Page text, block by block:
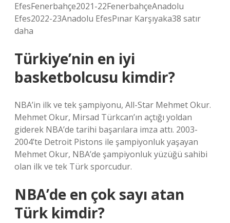
EfesFenerbahçe2021-22FenerbahçeAnadolu
Efes2022-23Anadolu EfesPınar Karşıyaka38 satır
daha
Türkiye’nin en iyi
basketbolcusu kimdir?
NBA’in ilk ve tek şampiyonu, All-Star Mehmet Okur.
Mehmet Okur, Mirsad Türkcan’ın açtığı yoldan
giderek NBA’de tarihi başarılara imza attı. 2003-
2004’te Detroit Pistons ile şampiyonluk yaşayan
Mehmet Okur, NBA’de şampiyonluk yüzüğü sahibi
olan ilk ve tek Türk sporcudur.
NBA’de en çok sayı atan
Türk kimdir?